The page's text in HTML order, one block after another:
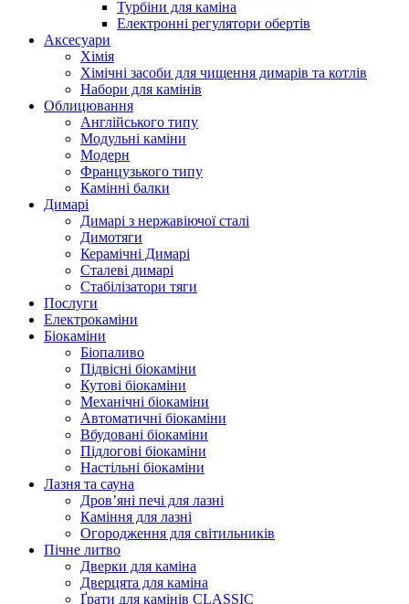
Турбіни для каміна
Електронні регулятори обертів
Аксесуари
Хімія
Хімічні засоби для чищення димарів та котлів
Набори для камінів
Облицювання
Англійського типу
Модульні каміни
Модерн
Французького типу
Камінні балки
Димарі
Димарі з нержавіючої сталі
Димотяги
Керамічні Димарі
Сталеві димарі
Стабілізатори тяги
Послуги
Електрокаміни
Біокаміни
Біопаливо
Підвісні біокаміни
Кутові біокаміни
Механічні біокаміни
Автоматичні біокаміни
Вбудовані біокаміни
Підлогові біокаміни
Настільні біокаміни
Лазня та сауна
Дров’яні печі для лазні
Каміння для лазні
Огородження для світильників
Пічне литво
Дверки для каміна
Дверцята для каміна
Ґрати для камінів CLASSIC